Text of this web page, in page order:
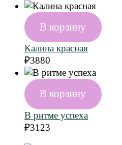
В корзину
Калина красная
₽3880
В корзину
В ритме успеха
₽3123